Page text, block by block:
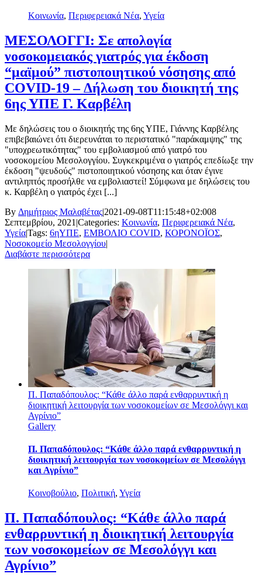
Κοινωνία, Περιφερειακά Νέα, Υγεία
ΜΕΣΟΛΟΓΓΙ: Σε απολογία
νοσοκομειακός γιατρός για έκδοση
“μαϊμού” πιστοποιητικού νόσησης από
COVID-19 – Δήλωση του διοικητή της
6ης ΥΠΕ Γ. Καρβέλη
Με δηλώσεις του ο διοικητής της 6ης ΥΠΕ, Γιάννης Καρβέλης
επιβεβαιώνει ότι διερευνάται το περιστατικό "παράκαμψης" της
"υποχρεωτικότητας" του εμβολιασμού από γιατρό του
νοσοκομείου Μεσολογγίου. Συγκεκριμένα ο γιατρός επεδίωξε την
έκδοση "ψευδούς" πιστοποιητικού νόσησης και όταν έγινε
αντιληπτός προσήλθε να εμβολιαστεί! Σύμφωνα με δηλώσεις του
κ. Καρβέλη ο γιατρός έχει [...]
By Δημήτριος Μαλαβέτας|2021-09-08T11:15:48+02:008
Σεπτεμβρίου, 2021 |Categories: Κοινωνία, Περιφερειακά Νέα,
Υγεία|Tags: 6ηΥΠΕ, ΕΜΒΟΛΙΟ COVID, ΚΟΡΟΝΟΪΟΣ,
Νοσοκομείο Μεσολογγίου|
Διαβάστε περισσότερα
Π. Παπαδόπουλος: “Κάθε άλλο παρά ενθαρρυντική η
διοικητική λειτουργία των νοσοκομείων σε Μεσολόγγι και
Αγρίνιο”
Gallery
Π. Παπαδόπουλος: “Κάθε άλλο παρά ενθαρρυντική η
διοικητική λειτουργία των νοσοκομείων σε Μεσολόγγι
και Αγρίνιο”
Κοινοβούλιο, Πολιτική, Υγεία
Π. Παπαδόπουλος: “Κάθε άλλο παρά
ενθαρρυντική η διοικητική λειτουργία
των νοσοκομείων σε Μεσολόγγι και
Αγρίνιο”